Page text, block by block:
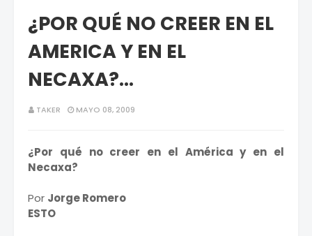
¿POR QUÉ NO CREER EN EL
AMERICA Y EN EL
NECAXA?...
TAKER MAYO 08, 2009
¿Por qué no creer en el América y en el
Necaxa?
Por Jorge Romero
ESTO